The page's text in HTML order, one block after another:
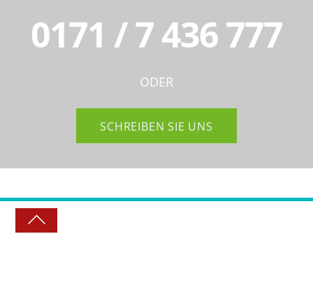
0171 / 7 436 777
ODER
SCHREIBEN SIE UNS